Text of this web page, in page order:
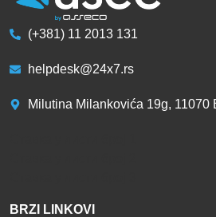
(+381) 11 2013 131
helpdesk@24x7.rs
Milutina Milankovića 19g, 11070
BRZI LINKOVI